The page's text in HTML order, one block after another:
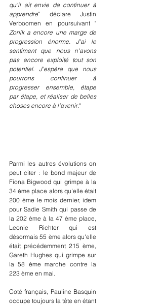
qu'il ait envie de continuer à
apprendre” déclare Justin
Zonik a encore une marge de
progression énorme. J'ai le
sentiment que nous n'avons
pas encore exploité tout son
potentiel. J'espère que nous
pourrons continuer à
progresser ensemble, étape
par étape, et réaliser de belles
choses encore à l'avenir."
Parmi les autres évolutions on
peut citer : le bond majeur de
Fiona Bigwood qui grimpe à la
34 ème place alors qu'elle était
200 ème le mois dernier, idem
pour Sadie Smith qui passe de
la 202 ème à la 47 ème place,
Leonie Richter qui est
désormais 55 ème alors qu'elle
était précédemment 215 ème,
Gareth Hughes qui grimpe sur
la 58 ème marche contre la
223 ème en mai.
Coté français, Pauline Basquin
occupe toujours la tête en étant